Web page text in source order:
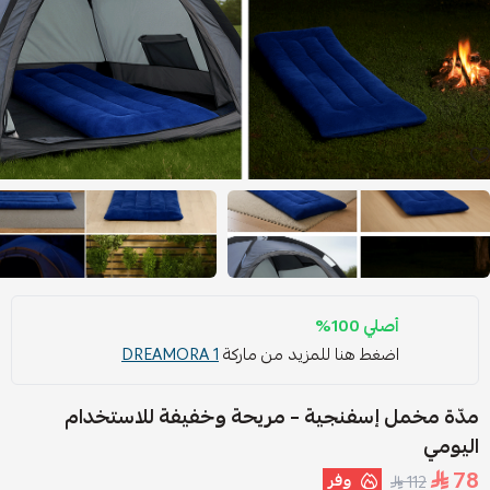
أصلي 100%
اضغط هنا للمزيد من ماركةDREAMORA 1
مدّة مخمل إسفنجية – مريحة وخفيفة للاستخدام
اليومي
78
112 وفر